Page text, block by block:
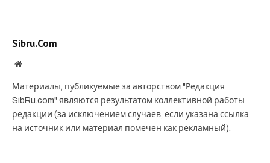
Sibru.Com
Website
Материалы, публикуемые за авторством "Редакция
SibRu.com" являются результатом коллективной работы
редакции (за исключением случаев, если указана ссылка
на источник или материал помечен как рекламный).